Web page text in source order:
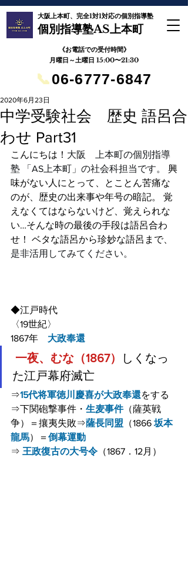
大阪上本町、完全1対1対応の個別指導塾
個別指導塾AS上本町
月曜日～土曜日 15:00〜21:30
📞06-6777-6847
《お電話での受付時間》
中学受験社会 歴史 語呂合
わせ Part31
2020年6月23日
こんにちは！ 大阪　上本町の個別指導
塾 「AS上本町」の社会科担当です。
興
味がない人にとって、とことん苦痛な
のが、歴史の出来事や年号の暗記。 覚
えなくてはならないけど、覚えられな
い…そんな時の最後の手段は語呂合わ
せ！ ベタな語呂から珍妙な語呂まで、
是非活用してみてください。
◆江戸時代
〈19世紀〉
1867年 大政奉還
一夜、むな（1867）
しくなっ
た江戸幕府滅亡
⇒15代将軍徳川慶喜が大政奉還をする
⇒下関砲撃事件・ 生麦事件（薩英戦
争）＝攘夷失敗⇒薩長同盟 （1866 坂本
龍馬）＝ 倒幕運動
⇒ 王政復古の大号令 （1867．12月）